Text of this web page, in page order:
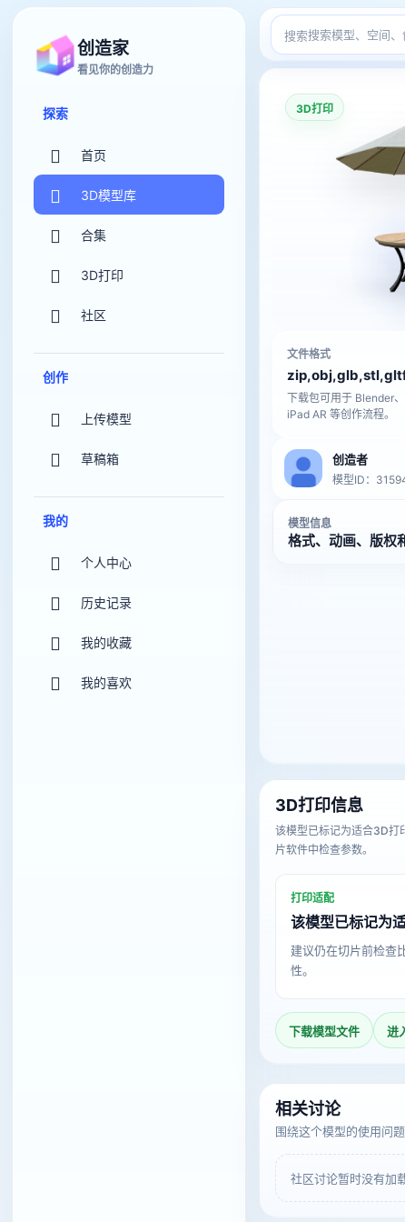
创造家
看见你的创造力
探索
首页
3D模型库
合集
3D打印
社区
创作
上传模型
草稿箱
我的
个人中心
历史记录
我的收藏
我的喜欢
搜索
3D打印
文件格式
下载包可用于 Blender
iPad AR 等创作流程。
创造者
模型ID：
模型信息
格式、动画、版权
3D打印信息
该模型已标记为适合3D打
片软件中检查参数。
打印适配
该模型已标记为
建议仍在切片前检查
性。
下载模型文件 进
相关讨论
围绕这个模型的使用问
社区讨论暂时没有加